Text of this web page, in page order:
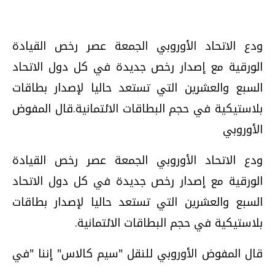
ودع الاتحاد الأوروبي الجمعة عصر رخص القيادة
الورقية مع إصدار رخص جديدة في كل دول الاتحاد
السبع والعشرين التي تستعد حاليا لإصدار بطاقات
بلاستيكية في حجم البطاقات الائتمانية.قال المفوض
الأوروبي
ودع الاتحاد الأوروبي الجمعة عصر رخص القيادة
الورقية مع إصدار رخص جديدة في كل دول الاتحاد
السبع والعشرين التي تستعد حاليا لإصدار بطاقات
بلاستيكية في حجم البطاقات الائتمانية.
قال المفوض الأوروبي للنقل "سيم كالاس" إننا "في